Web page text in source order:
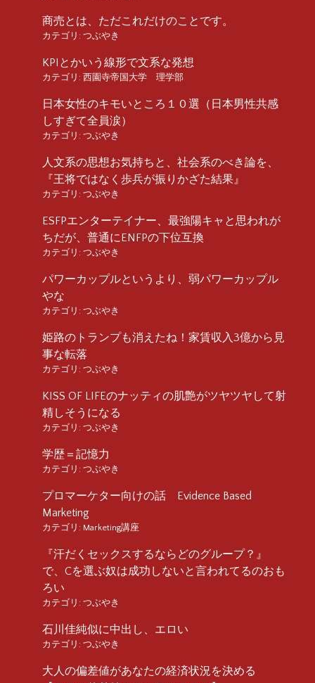
商売とは、ただこれだけのことです。
カテゴリ: つぶやき
KPIとかいう線形で文系な発想
カテゴリ: 西園寺帝国大学 理学部
日本女性のキモいところ１０選（日本男性共感
しすぎて全員涙）
カテゴリ: つぶやき
人文系の思想お気持ちと、社会系のべき論を、
『王将ではなく歩兵が振りかざた結果』
カテゴリ: つぶやき
ESFPエンターテイナー、最強陽キャと思われが
ちだが、普通にENFPの下位互換
カテゴリ: つぶやき
パワーカップルというより、弱パワーカップル
やな
カテゴリ: つぶやき
姫路のトランプも消えたね！家賃収入3億から見
事な転落
カテゴリ: つぶやき
KISS OF LIFEのナッティの肌艶がツヤツヤして射
精しそうになる
カテゴリ: つぶやき
学歴＝記憶力
カテゴリ: つぶやき
プロマーケター向けの話 Evidence Based
Marketing
カテゴリ: Marketing講座
『汗だくセックスするならどのグループ？』
で、Cを選ぶ奴は成功しないと言われてるのおも
ろい
カテゴリ: つぶやき
石川佳純似に中出し、エロい
カテゴリ: つぶやき
大人の偏差値があなたの経済状況を決める